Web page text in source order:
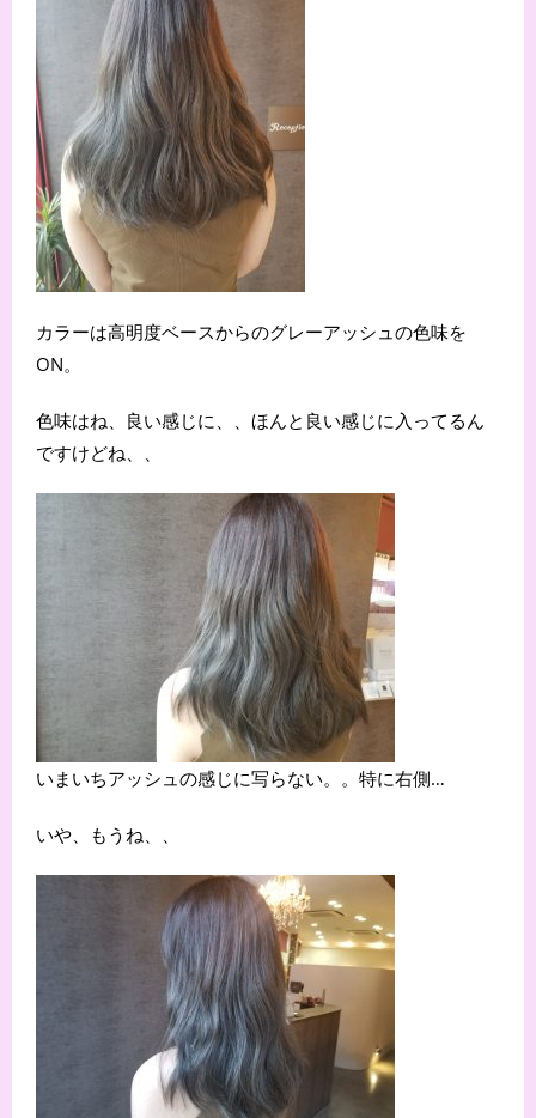
カラーは高明度ベースからのグレーアッシュの色味を
ON。
色味はね、良い感じに、、ほんと良い感じに入ってるん
ですけどね、、
いまいちアッシュの感じに写らない。。特に右側…
いや、もうね、、